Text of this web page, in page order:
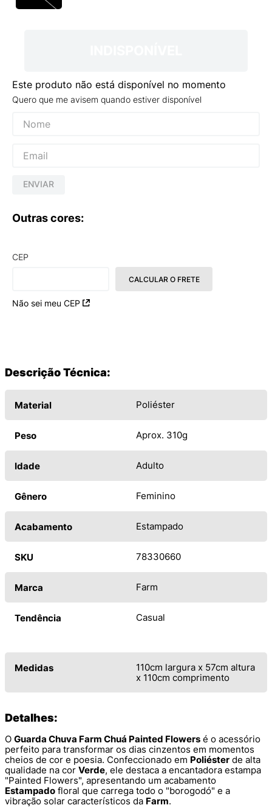
Este produto não está disponível no momento
Quero que me avisem quando estiver disponível
ENVIAR
Outras cores:
CEP
Não sei meu CEP
CALCULAR O FRETE
Descrição Técnica:
Material Poliéster
Peso Aprox. 310g
Idade Adulto
Gênero Feminino
Acabamento Estampado
SKU 78330660
Marca Farm
Tendência Casual
Medidas
110cm largura x 57cm altura
x 110cm comprimento
Detalhes:
O Guarda Chuva Farm Chuá Painted Flowers é o acessório
perfeito para transformar os dias cinzentos em momentos
cheios de cor e poesia. Confeccionado em Poliéster de alta
qualidade na cor Verde, ele destaca a encantadora estampa
"Painted Flowers", apresentando um acabamento
Estampado floral que carrega todo o "borogodó" e a
vibração solar característicos da Farm.
NEW 530